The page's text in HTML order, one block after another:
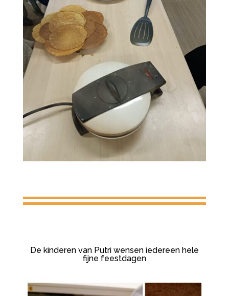
De kinderen van Putri wensen iedereen hele
fijne feestdagen